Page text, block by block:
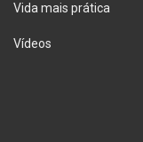
Vida mais prática
Vídeos